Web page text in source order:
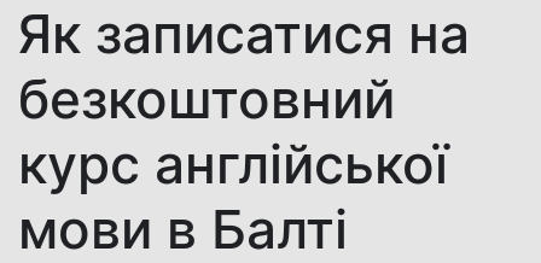
Як записатися на
безкоштовний
курс англійської
мови в Балті